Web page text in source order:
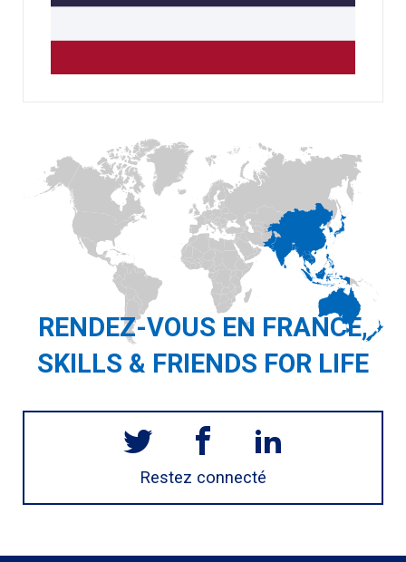
RENDEZ-VOUS EN FRANCE,
SKILLS & FRIENDS FOR LIFE
Restez connecté